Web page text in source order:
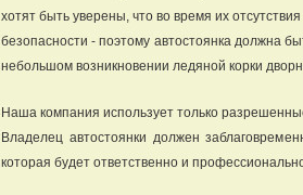
хотят быть уверены, что во время их
безопасности - поэтому автостоянка должна
небольшом возникновении ледяной корки
Наша компания использует только
Владелец автостоянки должен
которая будет ответственно и